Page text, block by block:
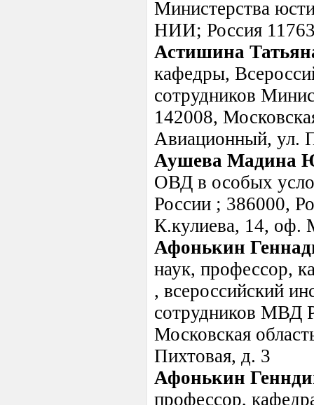
Министерства
НИИ; Россия
Астишина
кафедры,
сотрудников
142008,
Авиационный, ул.
Аушева Мадина
ОВД в особых
России ; 386000,
К.кулиева, 14,
Афонькин
наук, профессор,
, всероссийский
сотрудников МВД
Московская
Пихтовая, д. 3
Афонькин
профессор,